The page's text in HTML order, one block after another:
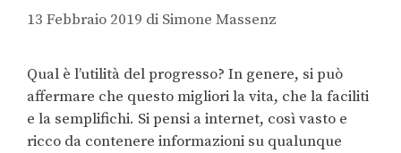
13 Febbraio 2019 di Simone Massenz
Qual è l’utilità del progresso? In genere, si può
affermare che questo migliori la vita, che la faciliti
e la semplifichi. Si pensi a internet, così vasto e
ricco da contenere informazioni su qualunque